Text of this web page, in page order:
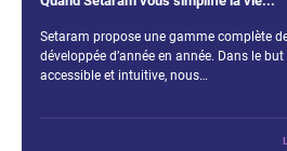
Extrait :
Setaram propose une gamme complète
développée d’année en année. Dans le
accessible et intuitive, nous…